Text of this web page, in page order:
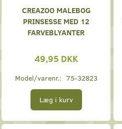
CREAZOO MALEBOG
PRINSESSE MED 12
FARVEBLYANTER
49,95 DKK
Model/varenr.: 75-32823
Læg i kurv